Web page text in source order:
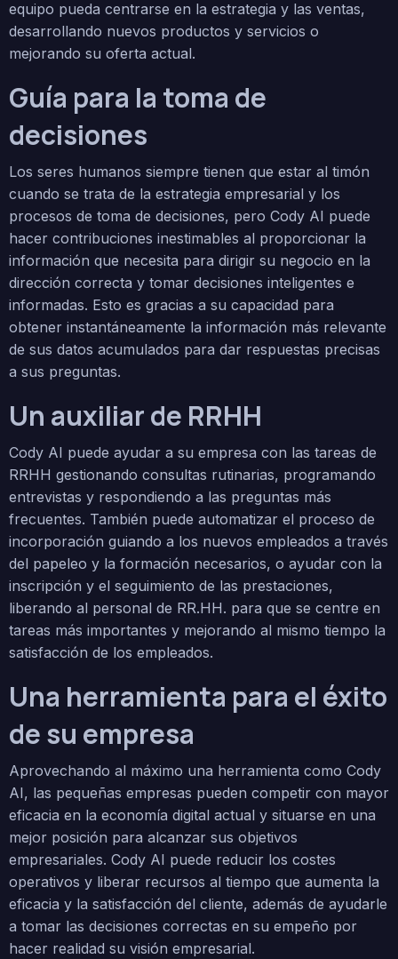
equipo pueda centrarse en la estrategia y las ventas,
desarrollando nuevos productos y servicios o
mejorando su oferta actual.
Guía para la toma de
decisiones
Los seres humanos siempre tienen que estar al timón
cuando se trata de la estrategia empresarial y los
procesos de toma de decisiones, pero Cody AI puede
hacer contribuciones inestimables al proporcionar la
información que necesita para dirigir su negocio en la
dirección correcta y tomar decisiones inteligentes e
informadas. Esto es gracias a su capacidad para
obtener instantáneamente la información más relevante
de sus datos acumulados para dar respuestas precisas
a sus preguntas.
Un auxiliar de RRHH
Cody AI puede ayudar a su empresa con las tareas de
RRHH gestionando consultas rutinarias, programando
entrevistas y respondiendo a las preguntas más
frecuentes. También puede automatizar el proceso de
incorporación guiando a los nuevos empleados a través
del papeleo y la formación necesarios, o ayudar con la
inscripción y el seguimiento de las prestaciones,
liberando al personal de RR.HH. para que se centre en
tareas más importantes y mejorando al mismo tiempo la
satisfacción de los empleados.
Una herramienta para el éxito
de su empresa
Aprovechando al máximo una herramienta como Cody
AI, las pequeñas empresas pueden competir con mayor
eficacia en la economía digital actual y situarse en una
mejor posición para alcanzar sus objetivos
empresariales. Cody AI puede reducir los costes
operativos y liberar recursos al tiempo que aumenta la
eficacia y la satisfacción del cliente, además de ayudarle
a tomar las decisiones correctas en su empeño por
hacer realidad su visión empresarial.